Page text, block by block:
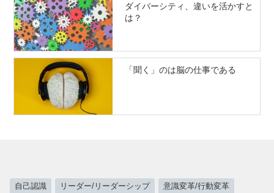
ダイバーシティ、違いを活かすと
は？
「聞く」のは脳の仕事である
自己認識 リーダー/リーダーシップ 意識変革/行動変革